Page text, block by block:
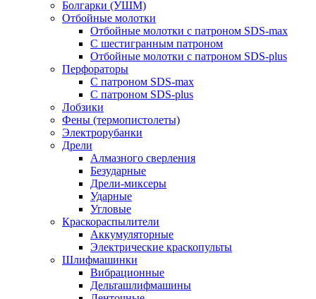
Болгарки (УШМ)
Отбойные молотки
Отбойные молотки с патроном SDS-max
С шестигранным патроном
Отбойные молотки с патроном SDS-plus
Перфораторы
С патроном SDS-max
С патроном SDS-plus
Лобзики
Фены (термопистолеты)
Электрорубанки
Дрели
Алмазного сверления
Безударные
Дрели-миксеры
Ударные
Угловые
Краскораспылители
Аккумуляторные
Электрические краскопульты
Шлифмашинки
Вибрационные
Дельташлифмашины